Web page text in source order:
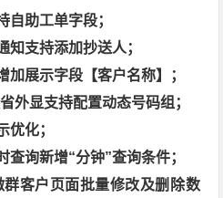
自助工单字段；
知支持添加抄送人；
加展示字段【客户名称】；
外显支持配置动态号码组；
优化；
询新增“分钟”查询条件；
客户页面批量修改及删除数